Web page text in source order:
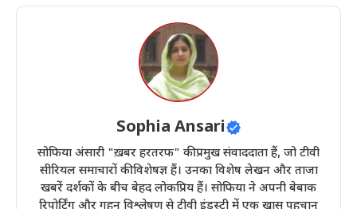
Sophia Ansari
सोफिया अंसारी "ख़बर हरतरफ" की प्रमुख संवाददाता हैं, जो टीवी
सीरियल समाचारों की विशेषज्ञ हैं। उनका विशेष लेखन और ताजा
खबरें दर्शकों के बीच बेहद लोकप्रिय हैं। सोफिया ने अपनी बेबाक
रिपोर्टिंग और गहन विश्लेषण से टीवी इंडस्ट्री में एक खास पहचान